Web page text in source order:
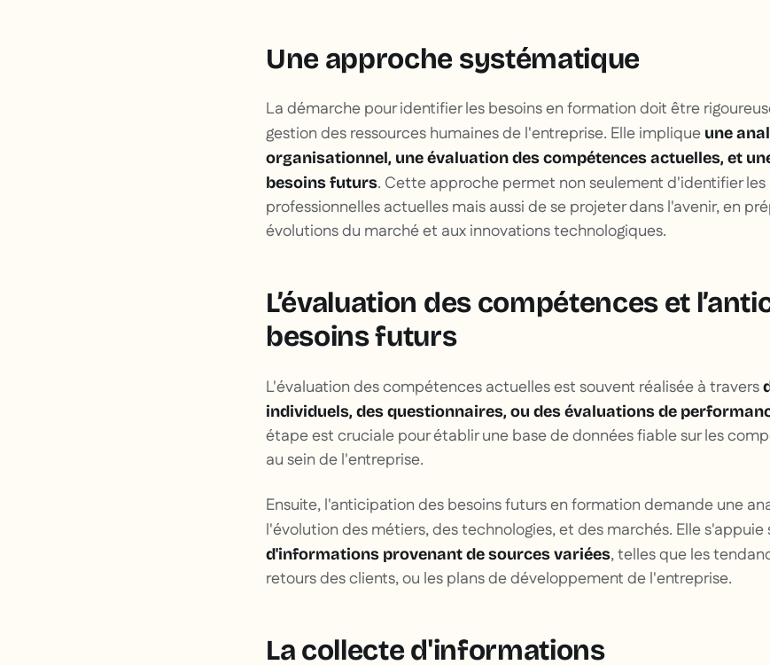
Une approche systématique
La démarche pour identifier les besoins en formation doit être
gestion des ressources humaines de l'entreprise. Elle implique une
organisationnel, une évaluation des compétences actuelles, et
besoins futurs. Cette approche permet non seulement d'identifier les
professionnelles actuelles mais aussi de se projeter dans l'avenir, en
évolutions du marché et aux innovations technologiques.
L’évaluation des compétences et
besoins futurs
L'évaluation des compétences actuelles est souvent réalisée à travers
individuels, des questionnaires, ou des évaluations de
étape est cruciale pour établir une base de données fiable sur les
au sein de l'entreprise.
Ensuite, l'anticipation des besoins futurs en formation demande une
l'évolution des métiers, des technologies, et des marchés. Elle s'appuie
d'informations provenant de sources variées, telles que les
retours des clients, ou les plans de développement de l'entreprise.
La collecte d'informations